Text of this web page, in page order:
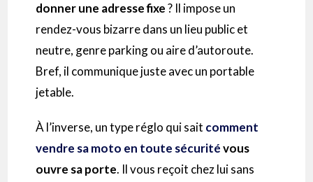
donner une adresse fixe? Il impose un
rendez-vous bizarre dans un lieu public et
neutre, genre parking ou aire d’autoroute.
Bref, il communique juste avec un portable
jetable.
À l’inverse, un type réglo qui sait comment
vendre sa moto en toute sécuritévous
ouvre sa porte. Il vous reçoit chez lui sans